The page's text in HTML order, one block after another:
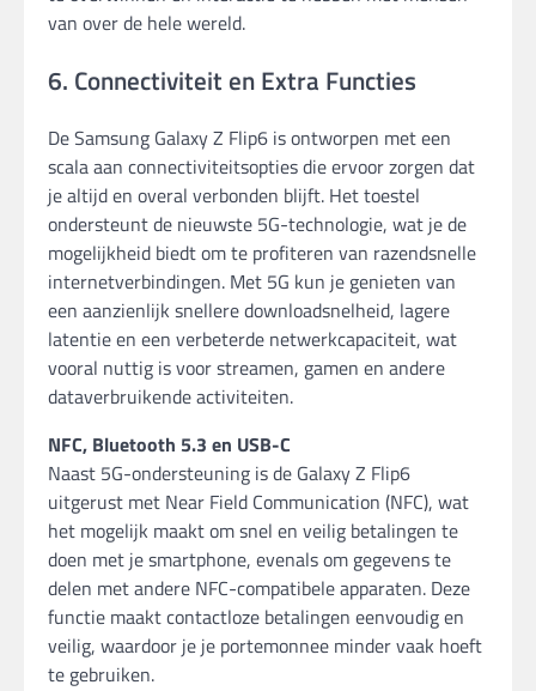
van over de hele wereld.
6. Connectiviteit en Extra Functies
De Samsung Galaxy Z Flip6 is ontworpen met een
scala aan connectiviteitsopties die ervoor zorgen dat
je altijd en overal verbonden blijft. Het toestel
ondersteunt de nieuwste 5G-technologie, wat je de
mogelijkheid biedt om te profiteren van razendsnelle
internetverbindingen. Met 5G kun je genieten van
een aanzienlijk snellere downloadsnelheid, lagere
latentie en een verbeterde netwerkcapaciteit, wat
vooral nuttig is voor streamen, gamen en andere
dataverbruikende activiteiten.
NFC, Bluetooth 5.3 en USB-C
Naast 5G-ondersteuning is de Galaxy Z Flip6
uitgerust met Near Field Communication (NFC), wat
het mogelijk maakt om snel en veilig betalingen te
doen met je smartphone, evenals om gegevens te
delen met andere NFC-compatibele apparaten. Deze
functie maakt contactloze betalingen eenvoudig en
veilig, waardoor je je portemonnee minder vaak hoeft
te gebruiken.